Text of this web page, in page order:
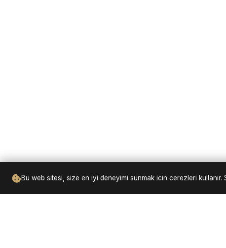
Bu web sitesi, size en iyi deneyimi sunmak icin cerezleri kullanir.